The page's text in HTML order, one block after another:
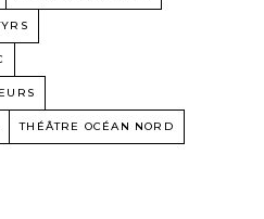
THÉÂTRE OCÉAN NORD